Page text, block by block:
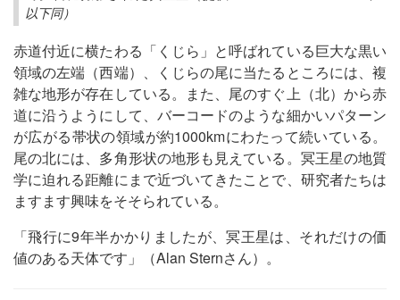
以下同）
赤道付近に横たわる「くじら」と呼ばれている巨大な黒い
領域の左端（西端）、くじらの尾に当たるところには、複
雑な地形が存在している。また、尾のすぐ上（北）から赤
道に沿うようにして、バーコードのような細かいパターン
が広がる帯状の領域が約1000kmにわたって続いている。
尾の北には、多角形状の地形も見えている。冥王星の地質
学に迫れる距離にまで近づいてきたことで、研究者たちは
ますます興味をそそられている。
「飛行に9年半かかりましたが、冥王星は、それだけの価
値のある天体です」（Alan Sternさん）。